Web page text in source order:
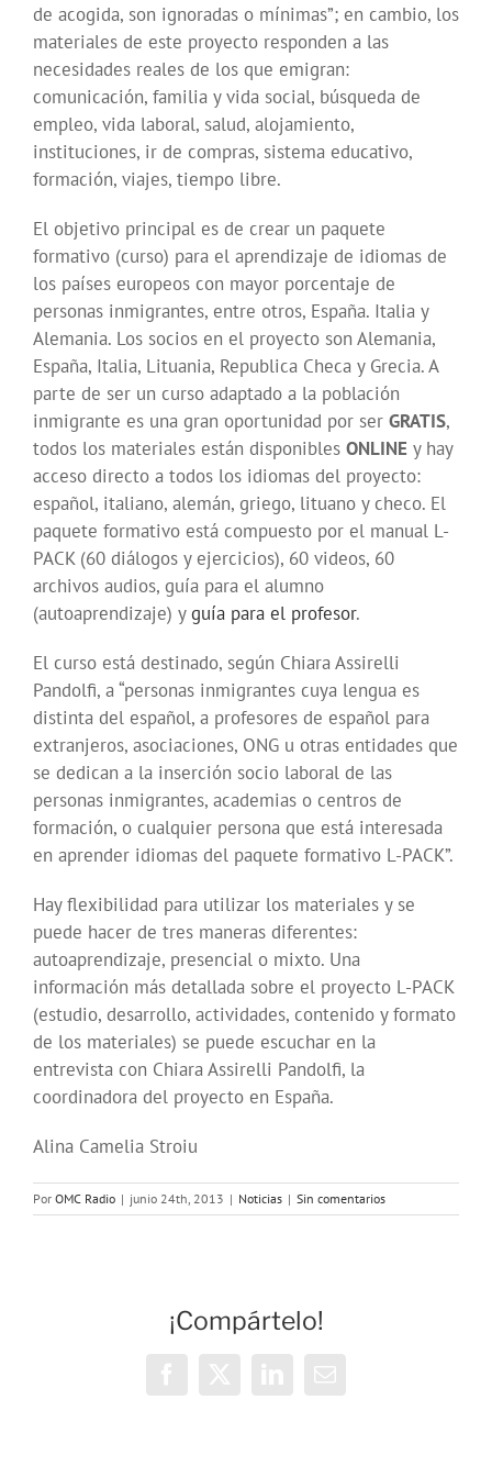
de acogida, son ignoradas o mínimas”; en cambio, los
materiales de este proyecto responden a las
necesidades reales de los que emigran:
comunicación, familia y vida social, búsqueda de
empleo, vida laboral, salud, alojamiento,
instituciones, ir de compras, sistema educativo,
formación, viajes, tiempo libre.
El objetivo principal es de crear un paquete
formativo (curso) para el aprendizaje de idiomas de
los países europeos con mayor porcentaje de
personas inmigrantes, entre otros, España. Italia y
Alemania. Los socios en el proyecto son Alemania,
España, Italia, Lituania, Republica Checa y Grecia. A
parte de ser un curso adaptado a la población
inmigrante es una gran oportunidad por ser GRATIS,
todos los materiales están disponibles ONLINE y hay
acceso directo a todos los idiomas del proyecto:
español, italiano, alemán, griego, lituano y checo. El
paquete formativo está compuesto por el manual L-
PACK (60 diálogos y ejercicios), 60 videos, 60
archivos audios, guía para el alumno
(autoaprendizaje) yguía para el profesor.
El curso está destinado, según Chiara Assirelli
Pandolfi, a “personas inmigrantes cuya lengua es
distinta del español, a profesores de español para
extranjeros, asociaciones, ONG u otras entidades que
se dedican a la inserción socio laboral de las
personas inmigrantes, academias o centros de
formación, o cualquier persona que está interesada
en aprender idiomas del paquete formativo L-PACK”.
Hay flexibilidad para utilizar los materiales y se
puede hacer de tres maneras diferentes:
autoaprendizaje, presencial o mixto. Una
información más detallada sobre el proyecto L-PACK
(estudio, desarrollo, actividades, contenido y formato
de los materiales) se puede escuchar en la
entrevista con Chiara Assirelli Pandolfi, la
coordinadora del proyecto en España.
Alina Camelia Stroiu
Por OMC Radio | junio 24th, 2013 | Noticias | Sin comentarios
¡Compártelo!